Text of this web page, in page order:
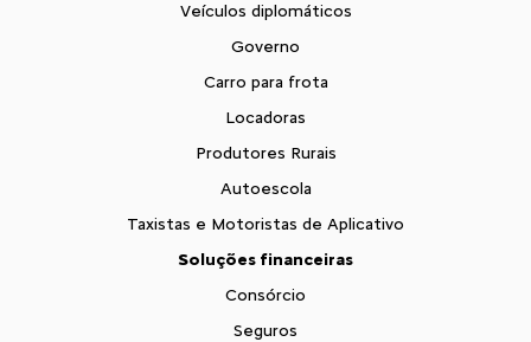
Veículos diplomáticos
Governo
Carro para frota
Locadoras
Produtores Rurais
Autoescola
Taxistas e Motoristas de Aplicativo
Soluções financeiras
Consórcio
Seguros